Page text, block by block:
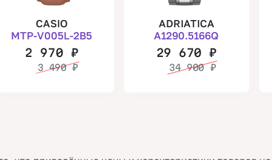
CASIO
MTP-V005L-2B5
2 970 ₽
3 490₽
ADRIATICA
A1290.5166Q
29 670₽
34 900 ₽